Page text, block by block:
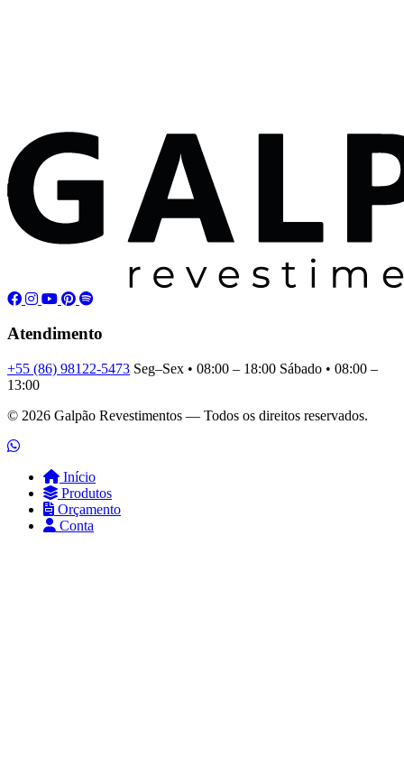
Atendimento
+55 (86) 98122-5473 Seg–Sex • 08:00 – 18:00 Sábado • 08:00 –
13:00
© 2026 Galpão Revestimentos — Todos os direitos reservados.
Início
Produtos
Orçamento
Conta